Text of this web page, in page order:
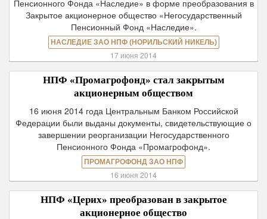
Пенсионного Фонда «Наследие» в форме преобразования в
Закрытое акционерное общество «Негосударственный
Пенсионный Фонд «Наследие».
НАСЛЕДИЕ ЗАО НПФ (НОРИЛЬСКИЙ НИКЕЛЬ)
17 июня 2014
НПФ «Промагрофонд» стал закрытым
акционерным обществом
16 июня 2014 года Центральным Банком Российской
Федерации были выданы документы, свидетельствующие о
завершении реорганизации Негосударственного
Пенсионного Фонда «Промагрофонд».
ПРОМАГРОФОНД ЗАО НПФ
16 июня 2014
НПФ «Церих» преобразован в закрытое
акционерное общество